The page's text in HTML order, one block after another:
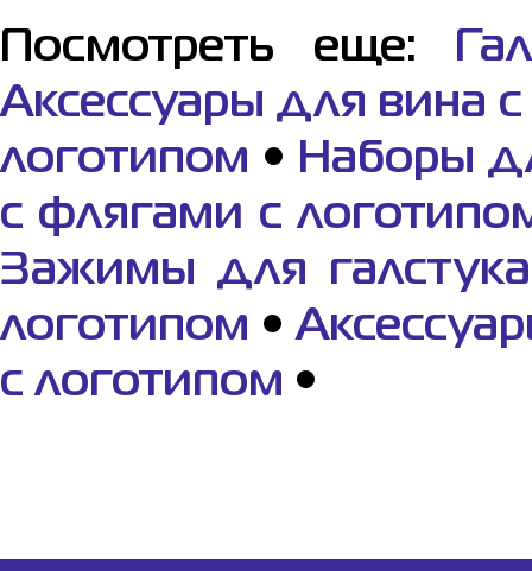
Посмотреть еще:
Аксессуары для вина
логотипом • Наборы
с флягами с
Зажимы для
логотипом •
с логотипом •